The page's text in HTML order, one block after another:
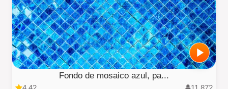
Fondo de mosaico azul, pa...